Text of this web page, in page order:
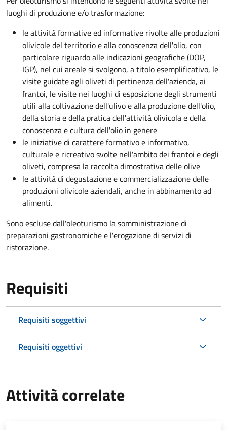
luoghi di produzione e/o trasformazione:
le attività formative ed informative rivolte alle produzioni
olivicole del territorio e alla conoscenza dell'olio, con
particolare riguardo alle indicazioni geografiche (DOP,
IGP), nel cui areale si svolgono, a titolo esemplificativo, le
visite guidate agli oliveti di pertinenza dell'azienda, ai
frantoi, le visite nei luoghi di esposizione degli strumenti
utili alla coltivazione dell'ulivo e alla produzione dell'olio,
della storia e della pratica dell'attività olivicola e della
conoscenza e cultura dell'olio in genere
le iniziative di carattere formativo e informativo,
culturale e ricreativo svolte nell'ambito dei frantoi e degli
oliveti, compresa la raccolta dimostrativa delle olive
le attività di degustazione e commercializzazione delle
produzioni olivicole aziendali, anche in abbinamento ad
alimenti.
Sono escluse dall'oleoturismo la somministrazione di
preparazioni gastronomiche e l'erogazione di servizi di
ristorazione.
Requisiti
Requisiti soggettivi
Requisiti oggettivi
Attività correlate